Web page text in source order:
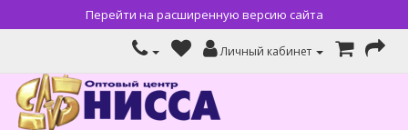
Перейти на расширенную версию сайта
Личный кабинет